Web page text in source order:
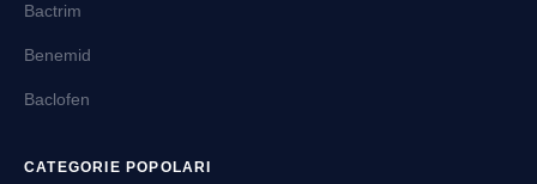
Bactrim
Benemid
Baclofen
CATEGORIE POPOLARI